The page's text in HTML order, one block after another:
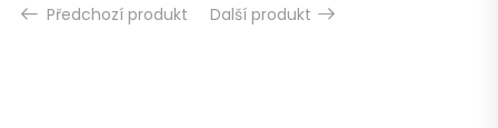
Předchozí produkt
Další produkt